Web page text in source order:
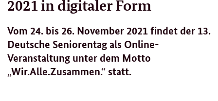
2021 in digitaler Form
Vom 24. bis 26. November 2021 findet der 13.
Deutsche Seniorentag als Online-
Veranstaltung unter dem Motto
„Wir.Alle.Zusammen.“ statt.